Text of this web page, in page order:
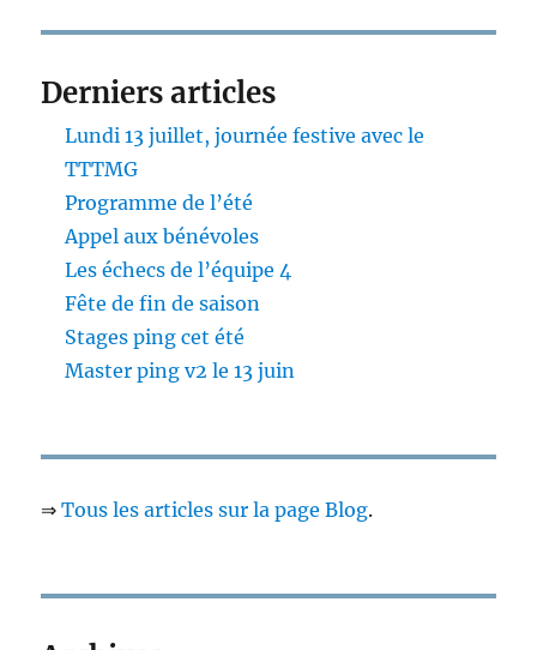
Derniers articles
Lundi 13 juillet, journée festive avec le
TTTMG
Programme de l’été
Appel aux bénévoles
Les échecs de l’équipe 4
Fête de fin de saison
Stages ping cet été
Master ping v2 le 13 juin
⇒Tous les articles sur la page Blog.